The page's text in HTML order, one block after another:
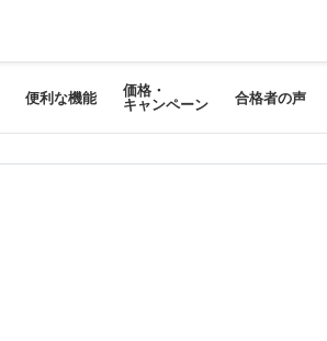
便利な機能
価格・
キャンペーン
合格者の声